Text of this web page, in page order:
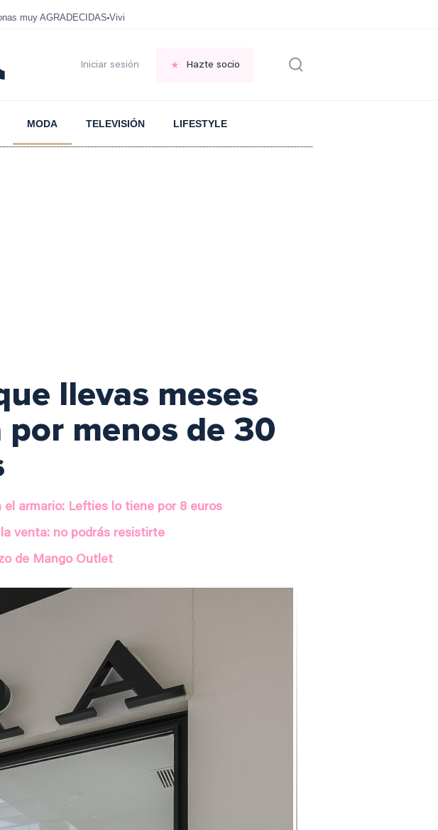
muy AGRADECIDAS Vivir GRATIS en una ISLA en GRECIA
Iniciar sesión Hazte socio
MODA TELEVISIÓN LIFESTYLE
llevas meses
menos de 30
armario: Lefties lo tiene por 8 euros
venta: no podrás resistirte
de Mango Outlet